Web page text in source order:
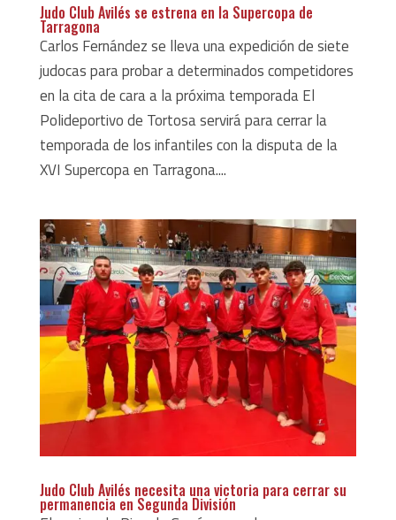
Judo Club Avilés se estrena en la Supercopa de
Tarragona
Carlos Fernández se lleva una expedición de siete
judocas para probar a determinados competidores
en la cita de cara a la próxima temporada El
Polideportivo de Tortosa servirá para cerrar la
temporada de los infantiles con la disputa de la
XVI Supercopa en Tarragona....
Judo Club Avilés necesita una victoria para cerrar su
permanencia en Segunda División